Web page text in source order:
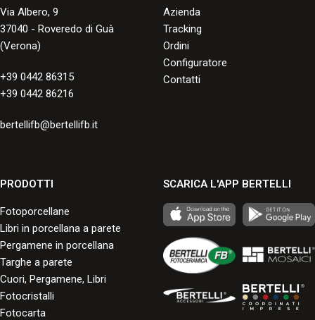
Via Albero, 9
37040 - Roveredo di Guà
(Verona)
+39 0442 86315
+39 0442 86216
bertellifb@bertellifb.it
Azienda
Tracking
Ordini
Configuratore
Contatti
PRODOTTI
Fotoporcellane
Libri in porcellana a parete
Pergamene in porcellana
Targhe a parete
Cuori, Pergamene, Libri
Fotocristalli
Fotocarta
SCARICA L'APP BERTELLI